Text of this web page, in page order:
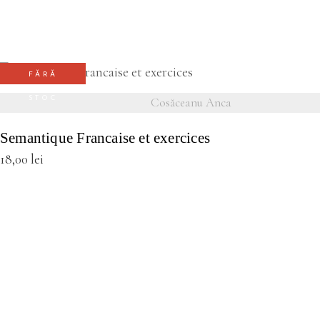
FĂRĂ
Cosăceanu Anca
Semantique Francaise et exercices
18,00 lei